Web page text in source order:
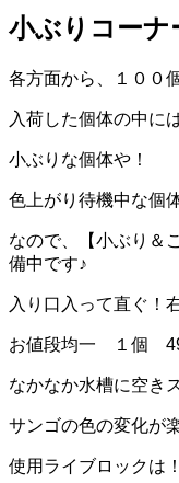
小ぶりコーナ
各方面から、１００
入荷した個体の中に
小ぶりな個体や！
色上がり待機中な個
なので、【小ぶり＆
備中です♪
入り口入って直ぐ！
お値段均一 １個
なかなか水槽に空き
サンゴの色の変化
使用ライブロックは！